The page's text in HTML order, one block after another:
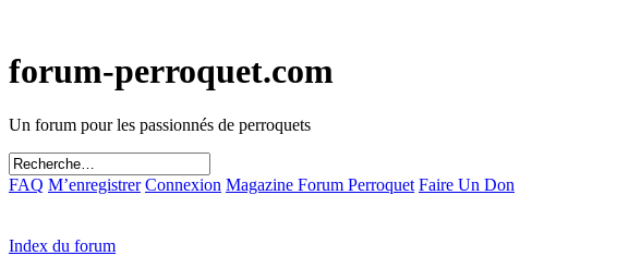
forum-perroquet.com
Un forum pour les passionnés de perroquets
FAQ M’enregistrer Connexion Magazine Forum Perroquet Faire Un Don
Index du forum